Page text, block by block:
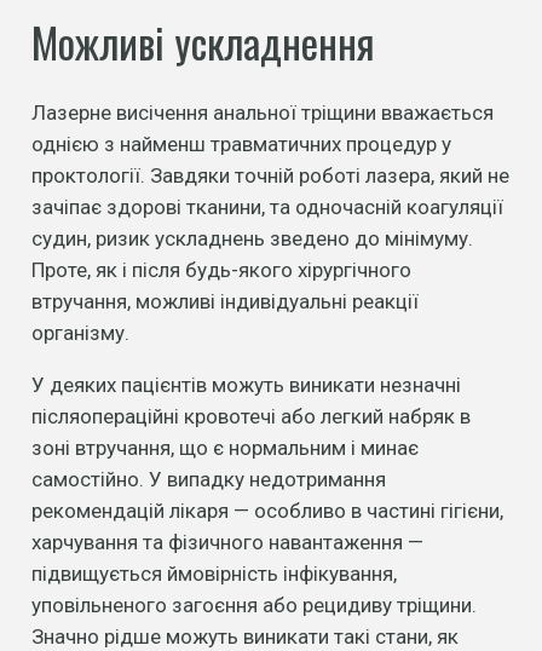
Можливі ускладнення
Лазерне висічення анальної тріщини вважається
однією з найменш травматичних процедур у
проктології. Завдяки точній роботі лазера, який не
зачіпає здорові тканини, та одночасній коагуляції
судин, ризик ускладнень зведено до мінімуму.
Проте, як і після будь-якого хірургічного
втручання, можливі індивідуальні реакції
організму.
У деяких пацієнтів можуть виникати незначні
післяопераційні кровотечі або легкий набряк в
зоні втручання, що є нормальним і минає
самостійно. У випадку недотримання
рекомендацій лікаря — особливо в частині гігієни,
харчування та фізичного навантаження —
підвищується ймовірність інфікування,
уповільненого загоєння або рецидиву тріщини.
Значно рідше можуть виникати такі стани, як